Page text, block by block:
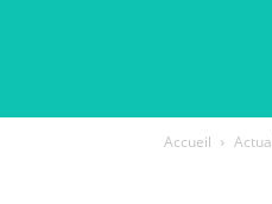
Accueil